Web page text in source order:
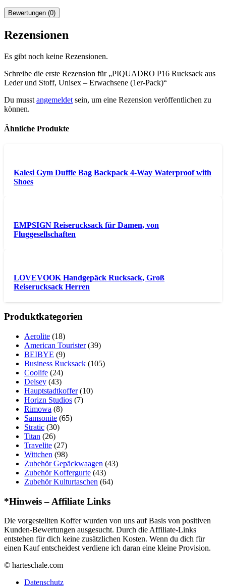
Bewertungen (0)
Rezensionen
Es gibt noch keine Rezensionen.
Schreibe die erste Rezension für „PIQUADRO P16 Rucksack aus
Leder und Stoff, Unisex – Erwachsene (1er-Pack)“
Du musst angemeldet sein, um eine Rezension veröffentlichen zu
können.
Ähnliche Produkte
Kalesi Gym Duffle Bag Backpack 4-Way Waterproof with
Shoes
EMPSIGN Reiserucksack für Damen, von
Fluggesellschaften
LOVEVOOK Handgepäck Rucksack, Groß
Reiserucksack Herren
Produktkategorien
Aerolite (18)
American Tourister (39)
BEIBYE (9)
Business Rucksack (105)
Coolife (24)
Delsey (43)
Hauptstadtkoffer (10)
Horizn Studios (7)
Rimowa (8)
Samsonite (65)
Stratic (30)
Titan (26)
Travelite (27)
Wittchen (98)
Zubehör Gepäckwaagen (43)
Zubehör Koffergurte (43)
Zubehör Kulturtaschen (64)
*Hinweis – Affiliate Links
Die vorgestellten Koffer wurden von uns auf Basis von positiven
Kunden-Bewertungen ausgesucht. Durch die Affiliate-Links
entstehen für dich keine zusätzlichen Kosten. Wenn du dich für
einen Kauf entscheidest verdiene ich daran eine kleine Provision.
© harteschale.com
Datenschutz